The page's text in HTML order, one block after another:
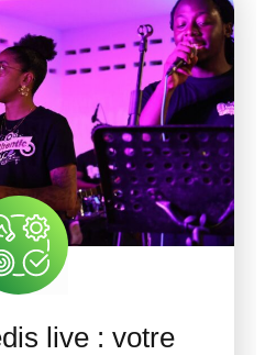
live : votre